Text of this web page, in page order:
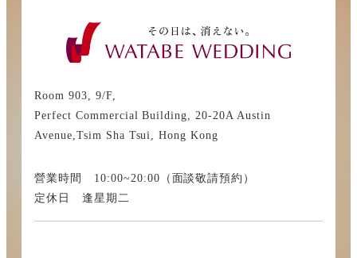
Room 903, 9/F,
Perfect Commercial Building, 20-20A Austin
Avenue,Tsim Sha Tsui, Hong Kong
營業時間 10:00~20:00（面談敬請預約）
定休日 逢星期二